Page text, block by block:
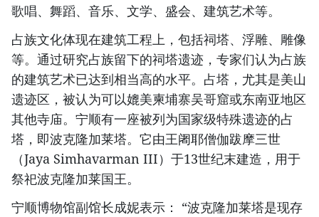
歌唱、舞蹈、音乐、文学、盛会、建筑艺术等。
占族文化体现在建筑工程上，包括祠塔、浮雕、雕像
等。通过研究占族留下的祠塔遗迹，专家们认为占族
的建筑艺术已达到相当高的水平。占塔，尤其是美山
遗迹区，被认为可以媲美柬埔寨吴哥窟或东南亚地区
其他寺庙。宁顺有一座被列为国家级特殊遗迹的占
塔，即波克隆加莱塔。它由王阇耶僧伽跋摩三世
（Jaya Simhavarman III）于13世纪末建造，用于
祭祀波克隆加莱国王。
宁顺博物馆副馆长成妮表示： “波克隆加莱塔是现存